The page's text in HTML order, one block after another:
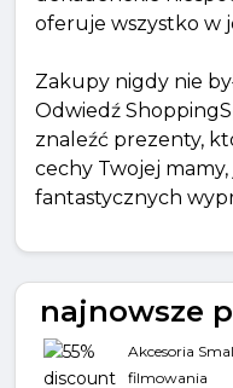
oferuje wszystko w
Zakupy nigdy nie
Odwiedź
znaleźć prezenty,
cechy Twojej
fantastycznych
najnowsze
Akcesoria
filmowania